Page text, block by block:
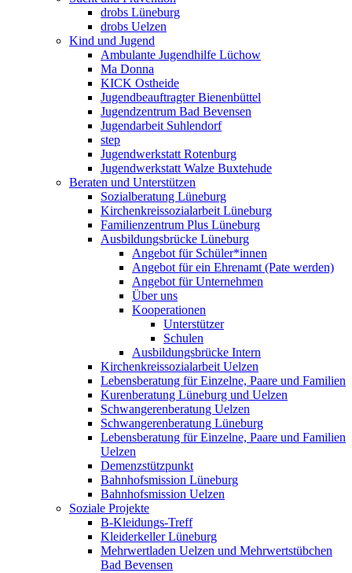
drobs Lüneburg
drobs Uelzen
Kind und Jugend
Ambulante Jugendhilfe Lüchow
Ma Donna
KICK Ostheide
Jugendbeauftragter Bienenbüttel
Jugendzentrum Bad Bevensen
Jugendarbeit Suhlendorf
step
Jugendwerkstatt Rotenburg
Jugendwerkstatt Walze Buxtehude
Beraten und Unterstützen
Sozialberatung Lüneburg
Kirchenkreissozialarbeit Lüneburg
Familienzentrum Plus Lüneburg
Ausbildungsbrücke Lüneburg
Angebot für Schüler*innen
Angebot für ein Ehrenamt (Pate werden)
Angebot für Unternehmen
Über uns
Kooperationen
Unterstützer
Schulen
Ausbildungsbrücke Intern
Kirchenkreissozialarbeit Uelzen
Lebensberatung für Einzelne, Paare und Familien
Kurenberatung Lüneburg und Uelzen
Schwangerenberatung Uelzen
Schwangerenberatung Lüneburg
Lebensberatung für Einzelne, Paare und Familien
Uelzen
Demenzstützpunkt
Bahnhofsmission Lüneburg
Bahnhofsmission Uelzen
Soziale Projekte
B-Kleidungs-Treff
Kleiderkeller Lüneburg
Mehrwertladen Uelzen und Mehrwertstübchen
Bad Bevensen